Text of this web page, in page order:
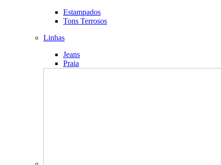
Estampados
Tons Terrosos
Linhas
Jeans
Praia